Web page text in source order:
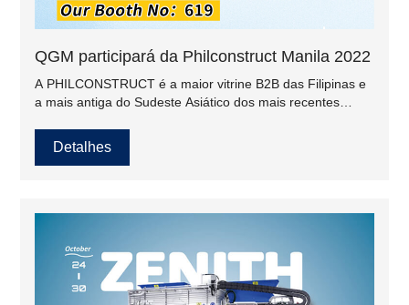
QGM participará da Philconstruct Manila 2022
A PHILCONSTRUCT é a maior vitrine B2B das Filipinas e
a mais antiga do Sudeste Asiático dos mais recentes
Detalhes